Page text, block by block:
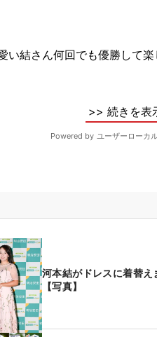
河本結がドレスに着替え
【写真】